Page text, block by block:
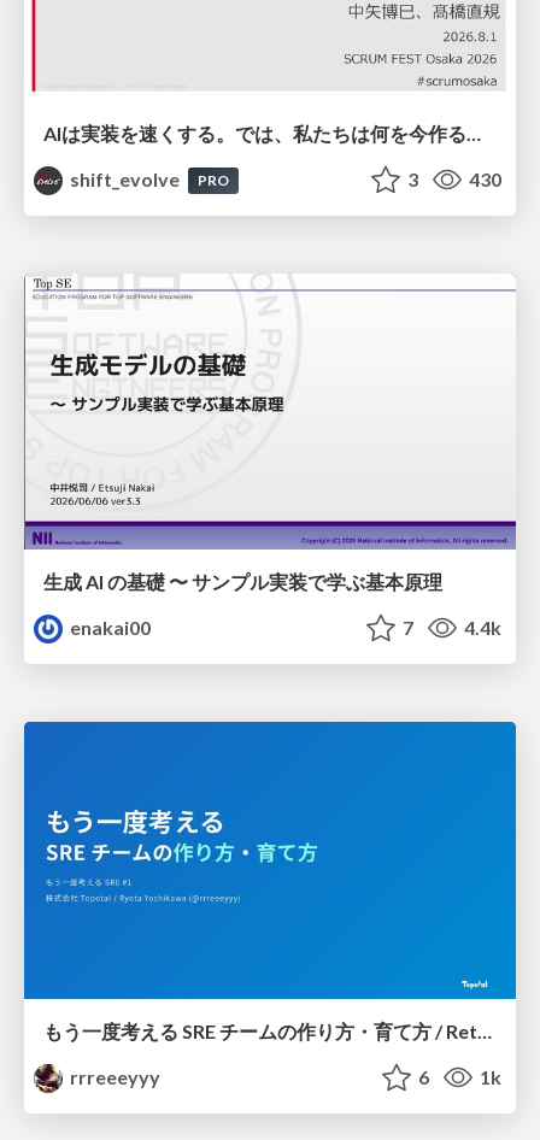
AIは実装を速くする。では、私たちは何を今作るべきか？－立場を越えてリリースに向き合ったチーム開発の実践 / 20260801 Hiromi Nakaya and Naoki Takahashi
shift_evolve
PRO 3 430
生成 AI の基礎 〜 サンプル実装で学ぶ基本原理
enakai00
7 4.4k
rrreeeyyy
6 1k